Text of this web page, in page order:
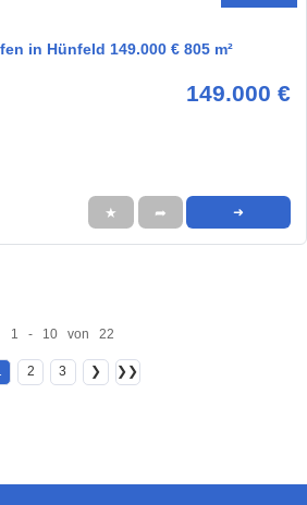
in Hünfeld 149.000 € 805 m²
149.000 €
★ ➦ ➜
1 - 10 von 22
2 3 ❯ ❯❯